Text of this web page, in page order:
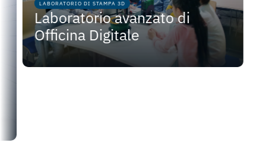
LABORATORIO DI STAMPA 3D
Laboratorio avanzato di
Officina Digitale